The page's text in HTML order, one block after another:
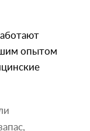
опытом